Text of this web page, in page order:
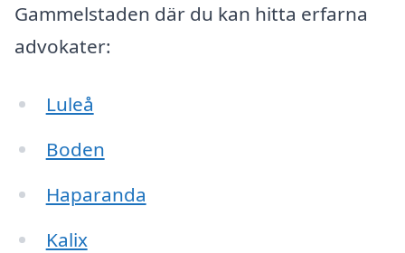
Gammelstaden där du kan hitta erfarna
advokater:
Luleå
Boden
Haparanda
Kalix